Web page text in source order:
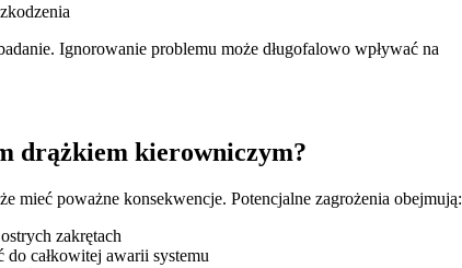
Ignorowanie problemu może długofalowo wpływać na
drążkiem kierowniczym?
mieć poważne konsekwencje. Potencjalne zagrożenia obejmują:
zakrętach
całkowitej awarii systemu